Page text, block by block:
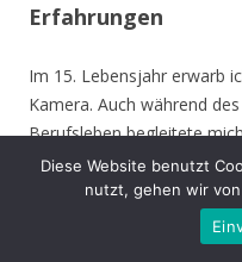
Erfahrungen
Im 15. Lebensjahr erwarb
Kamera. Auch während
Berufsleben begleitete
Mit meiner Ausrüstung
Nordrhein-Westfalen,
Münster und Soest. Ich
Deutschland und die
Diese Website benutzt
nutzt, gehen wir